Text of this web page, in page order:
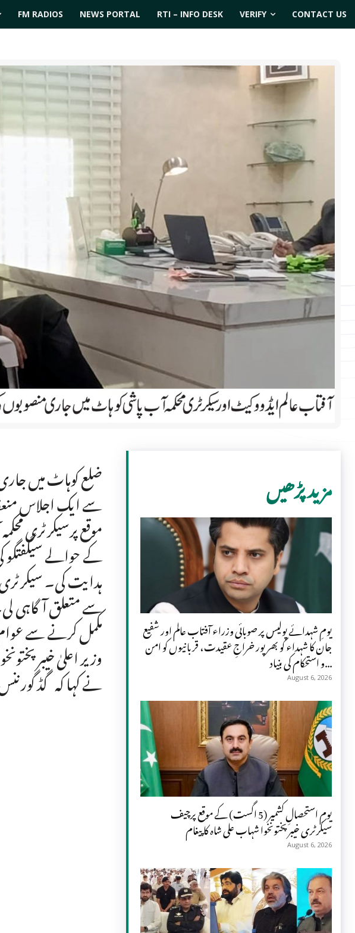
FM RADIOS NEWS PORTAL RTI – INFO DESK VERIFY CONTACT US
ضلع کوہاٹ میں
سے ایک اجلاس
موقع پرسیکرٹری
کے حوالے سیگفتگو
ہدایت کی۔
سے متعلق آگاہی
مکمل کرنے سے
وزیر اعلیٰ
نے کہا کہ گڈ
مزید پڑھیں
یومِ شہدائے پولیس پر صوبائی وزراء آفتاب عالم اور شفیع
جان کا شہداء کو بھرپور خراجِ عقیدت، قربانیوں کو امن
و استحکام کی بنیاد...
August 6, 2026
یومِ استحصالِ کشمیر (5 اگست) کے موقع پرچیف
سیکرٹری خیبر پختونخوا شہاب علی شاہ کا پیغام
August 6, 2026